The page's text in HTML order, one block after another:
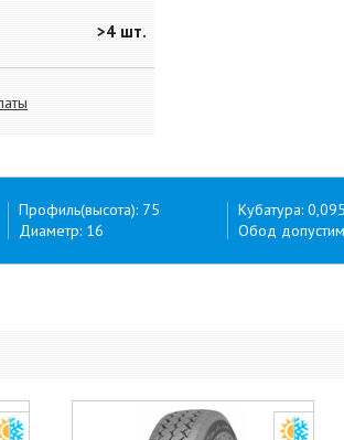
>4 шт.
Профиль(высота): 75
Диаметр: 16
Кубатура: 0,095
Обод